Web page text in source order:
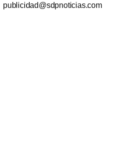
publicidad@sdpnoticias.com